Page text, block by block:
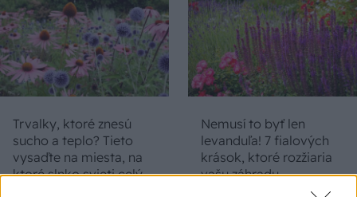
Trvalky, ktoré znesú
sucho a teplo? Tieto
vysaďte na miesta, na
ktoré slnko svieti celý
Nemusí to byť len
levanduľa! 7 fialových
krások, ktoré rozžiaria
vašu záhradu